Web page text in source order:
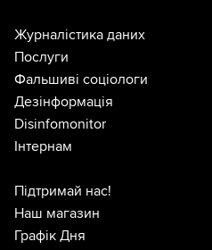
Журналістика даних
Послуги
Фальшиві соціологи
Дезінформація
Disinfomonitor
Інтернам
Підтримай нас!
Наш магазин
Графік Дня